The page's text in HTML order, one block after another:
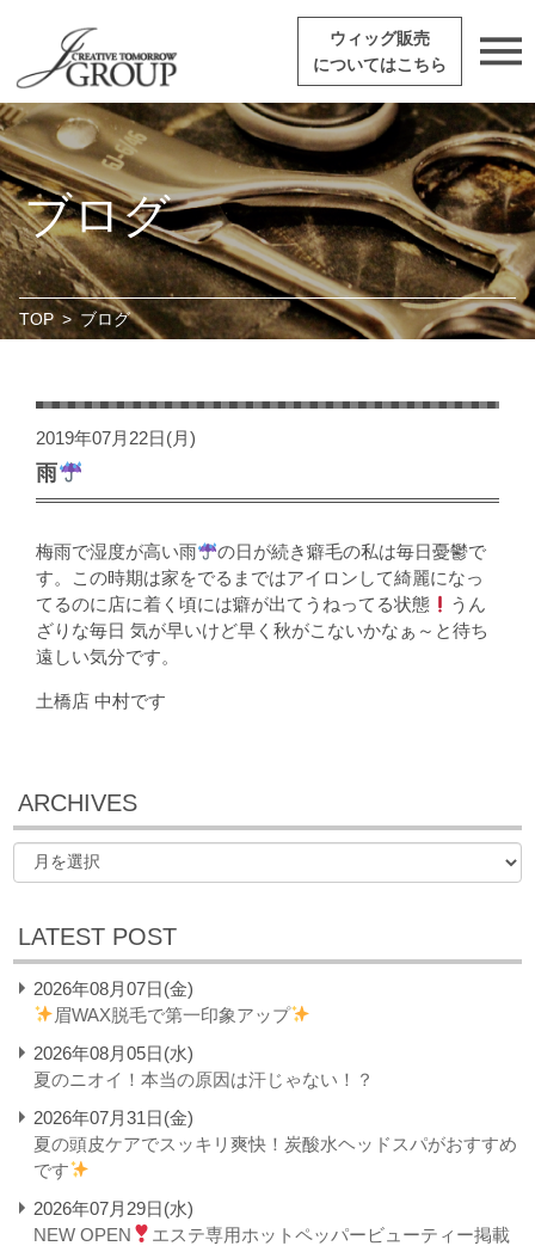
ウィッグ販売
についてはこちら
ブログ
TOP > ブログ
2019年07月22日(月)
雨
梅雨で湿度が高い雨
の日が続き癖毛の私は毎日憂鬱で
す。この時期は家をでるまではアイロンして綺麗になっ
てるのに店に着く頃には癖が出てうねってる状態
うん
ざりな毎日 気が早いけど早く秋がこないかなぁ～と待ち
遠しい気分です。
土橋店 中村です
ARCHIVES
LATEST POST
2026年08月07日(金)
眉WAX脱毛で第一印象アップ
2026年08月05日(水)
夏のニオイ！本当の原因は汗じゃない！？
2026年07月31日(金)
夏の頭皮ケアでスッキリ爽快！炭酸水ヘッドスパがおすすめ
です
2026年07月29日(水)
NEW OPEN
エステ専用ホットペッパービューティー掲載